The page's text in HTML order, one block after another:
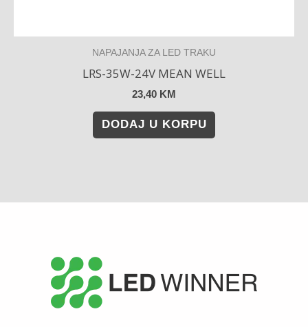
NAPAJANJA ZA LED TRAKU
LRS-35W-24V MEAN WELL
23,40 KM
DODAJ U KORPU